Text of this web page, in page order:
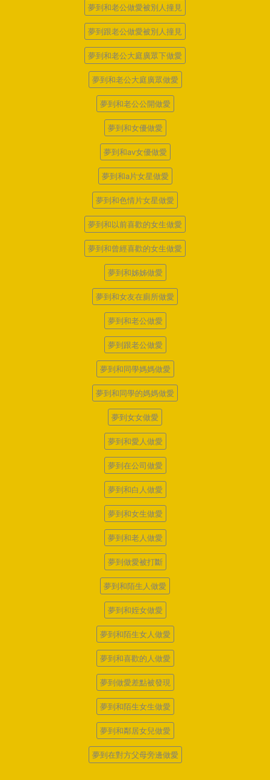
夢到和老公做愛被別人撞見
夢到跟老公做愛被別人撞見
夢到和老公大庭廣眾下做愛
夢到和老公大庭廣眾做愛
夢到和老公公開做愛
夢到和女優做愛
夢到和av女優做愛
夢到和a片女星做愛
夢到和色情片女星做愛
夢到和以前喜歡的女生做愛
夢到和曾經喜歡的女生做愛
夢到和姊姊做愛
夢到和女友在廁所做愛
夢到和老公做愛
夢到跟老公做愛
夢到和同學媽媽做愛
夢到和同學的媽媽做愛
夢到女女做愛
夢到和愛人做愛
夢到在公司做愛
夢到和白人做愛
夢到和女生做愛
夢到和老人做愛
夢到做愛被打斷
夢到和陌生人做愛
夢到和姪女做愛
夢到和陌生女人做愛
夢到和喜歡的人做愛
夢到做愛差點被發現
夢到和陌生女生做愛
夢到和鄰居女兒做愛
夢到在對方父母旁邊做愛